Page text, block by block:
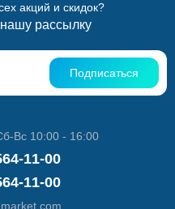
акций и скидок?
рассылку
Подписаться
Вс 10:00 - 16:00
11-00
11-00